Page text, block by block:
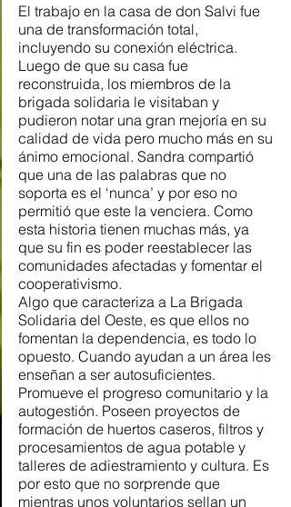
El trabajo en la casa de don Salvi fue
una de transformación total,
incluyendo su conexión eléctrica.
Luego de que su casa fue
reconstruida, los miembros de la
brigada solidaria le visitaban y
pudieron notar una gran mejoría en su
calidad de vida pero mucho más en su
ánimo emocional. Sandra compartió
que una de las palabras que no
soporta es el ‘nunca’ y por eso no
permitió que este la venciera. Como
esta historia tienen muchas más, ya
que su fin es poder reestablecer las
comunidades afectadas y fomentar el
cooperativismo.
Algo que caracteriza a La Brigada
Solidaria del Oeste, es que ellos no
fomentan la dependencia, es todo lo
opuesto. Cuando ayudan a un área les
enseñan a ser autosuficientes.
Promueve el progreso comunitario y la
autogestión. Poseen proyectos de
formación de huertos caseros, filtros y
procesamientos de agua potable y
talleres de adiestramiento y cultura. Es
por esto que no sorprende que
mientras unos voluntarios sellan un